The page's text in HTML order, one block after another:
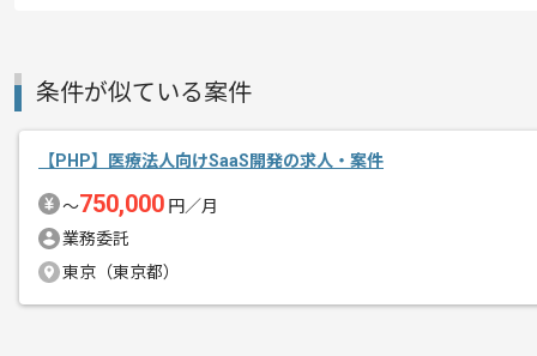
エージェントからのコ
メント
Swiftを用いた開発経験を活かしたい方
条件が似ている案件
【PHP】医療法人向けSaaS開発の求人・案件
〜750,000 円／月
業務委託
東京（東京都）